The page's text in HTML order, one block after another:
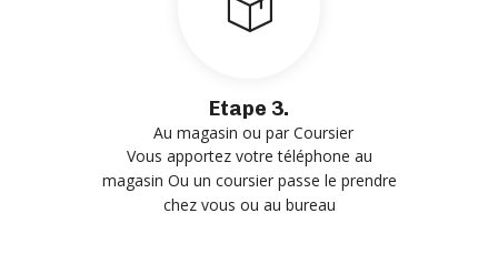
Etape 3.
Au magasin ou par Coursier
Vous apportez votre téléphone au
magasin Ou un coursier passe le prendre
chez vous ou au bureau